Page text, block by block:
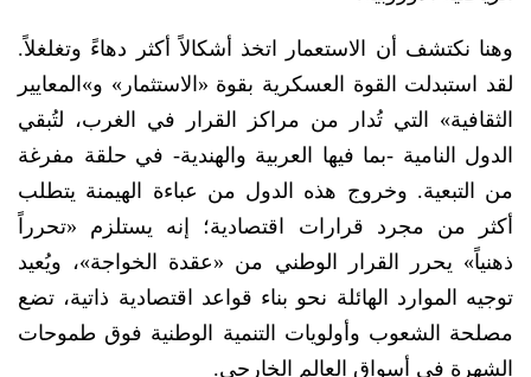
وهنا نكتشف أن الاستعمار اتخذ أشكالاً أكثر دهاءً وتغلغلاً.
لقد استبدلت القوة العسكرية بقوة «الاستثمار» و»المعايير
الثقافية» التي تُدار من مراكز القرار في الغرب، لتُبقي
الدول النامية -بما فيها العربية والهندية- في حلقة مفرغة
من التبعية. وخروج هذه الدول من عباءة الهيمنة يتطلب
أكثر من مجرد قرارات اقتصادية؛ إنه يستلزم «تحرراً
ذهنياً» يحرر القرار الوطني من «عقدة الخواجة»، ويُعيد
توجيه الموارد الهائلة نحو بناء قواعد اقتصادية ذاتية، تضع
مصلحة الشعوب وأولويات التنمية الوطنية فوق طموحات
الشهرة في أسواق العالم الخارجي.